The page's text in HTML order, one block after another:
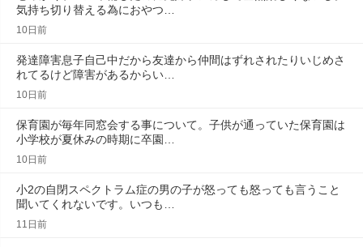
気持ち切り替える為におやつ…
10日前
発達障害息子自己中だから友達から仲間はずれされたりいじめさ
れてるけど障害があるからい…
10日前
保育園が毎年同窓会する事について。子供が通っていた保育園は
小学校が夏休みの時期に卒園…
10日前
小2の自閉スペクトラム症の男の子が怒っても怒っても言うこと
聞いてくれないです。いつも…
11日前